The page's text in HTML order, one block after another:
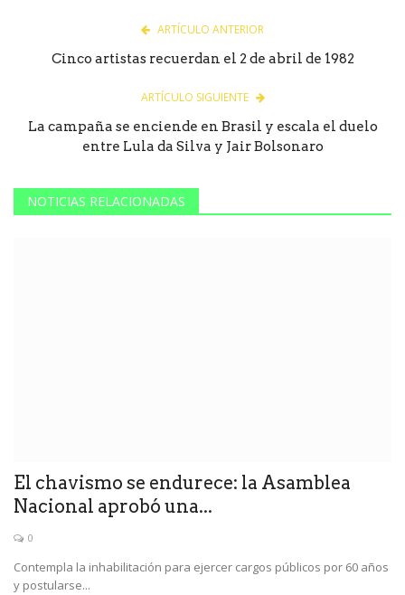
ARTÍCULO ANTERIOR
Cinco artistas recuerdan el 2 de abril de 1982
ARTÍCULO SIGUIENTE
La campaña se enciende en Brasil y escala el duelo
entre Lula da Silva y Jair Bolsonaro
NOTICIAS RELACIONADAS
El chavismo se endurece: la Asamblea
Nacional aprobó una...
0
Contempla la inhabilitación para ejercer cargos públicos por 60 años
y postularse...